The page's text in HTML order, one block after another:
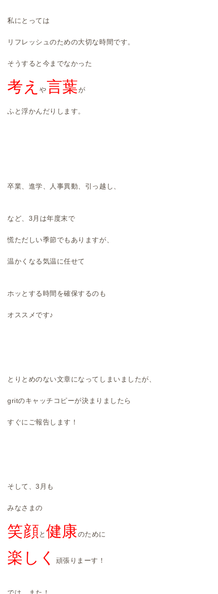
私にとっては
リフレッシュのための大切な時間です。
そうすると今までなかった
考えや言葉が
ふと浮かんだりします。
卒業、進学、人事異動、引っ越し、
など、3月は年度末で
慌ただしい季節でもありますが、
温かくなる気温に任せて
ホッとする時間を確保するのも
オススメです♪
とりとめのない文章になってしまいましたが、
gritのキャッチコピーが決まりましたら
すぐにご報告します！
そして、3月も
みなさまの
笑顔 と 健康のために
楽しく 頑張りまーす！